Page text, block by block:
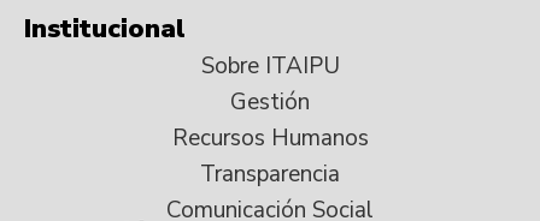
Institucional
Sobre ITAIPU
Gestión
Recursos Humanos
Transparencia
Comunicación Social